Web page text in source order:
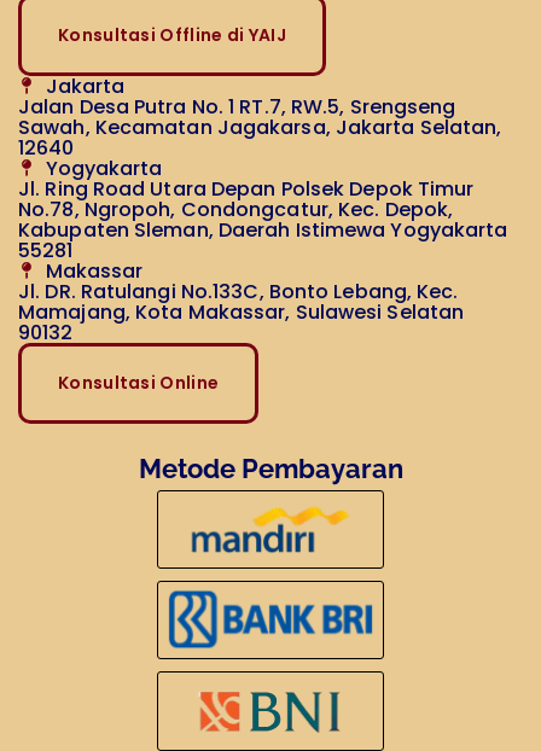
Konsultasi Offline di YAIJ
Jakarta
Jalan Desa Putra No. 1 RT.7, RW.5, Srengseng
Sawah, Kecamatan Jagakarsa, Jakarta Selatan,
12640
Yogyakarta
Jl. Ring Road Utara Depan Polsek Depok Timur
No.78, Ngropoh, Condongcatur, Kec. Depok,
Kabupaten Sleman, Daerah Istimewa Yogyakarta
55281
Makassar
Jl. DR. Ratulangi No.133C, Bonto Lebang, Kec.
Mamajang, Kota Makassar, Sulawesi Selatan
90132
Konsultasi Online
Metode Pembayaran